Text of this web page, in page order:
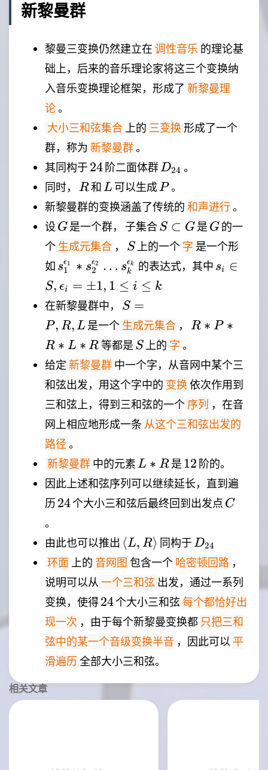
新黎曼群
黎曼三变换仍然建立在 调性音乐 的理论基
础上，后来的音乐理论家将这三个变换纳
入音乐变换理论框架，形成了 新黎曼理
论。
大小三和弦集合 上的 三变换 形成了一个
群，称为 新黎曼群。
其同构于 24
24阶二面体群 D_{24}
D24 。
同时，
R
R和 L
L可以生成 P
P 。
新黎曼群的变换涵盖了传统的 和声进行。
设 G
G是一个群， 子集合 S
\subset
S ⊂ G是 G
G的一
个 生成元集合 ， S
S 上的一个 字 是一个形
如 s_1^{\epsilon_1}
s_2^{\epsilon_2}
\ldots
s_k^{\epsilon_k}
s1
ϵ1 ∗ s2
ϵ2 … sk
ϵk 的表达式，其中 s_i \in
k
si ∈
S, ϵi = ±1, 1 ≤ i ≤ k
在新黎曼群中， S=\\
{P,R,L\\}
S =
P, R, L是一个 生成元集合 ，
R
*
R
*
L
*
R ∗ P ∗
R ∗ L ∗ R等都是 S
S上的 字 。
给定 新黎曼群 中一个字，从音网中某个三
和弦出发，用这个字中的 变换 依次作用到
三和弦上，得到三和弦的一个 序列 ，在音
网上相应地形成一条 从这个三和弦出发的
路径 。
新黎曼群 中的元素 L*R
L ∗ R是 12
12 阶的。
因此上述和弦序列可以继续延长，直到遍
历 24
24个大小三和弦后最终回到出发点 C
C
。
由此也可以推出 \langle
L,R
\rangle
⟨L, R⟩ 同构于 D_{24}
D24
环面 上的 音网图 包含一个 哈密顿回路 ，
说明可以从 一个三和弦 出发，通过一系列
变换，使得24
24个大小三和弦每个都恰好出
现一次 ，由于每个新黎曼变换都 只把三和
弦中的某一个音级变换半音 ，因此可以 平
滑遍历 全部大小三和弦。
相关文章